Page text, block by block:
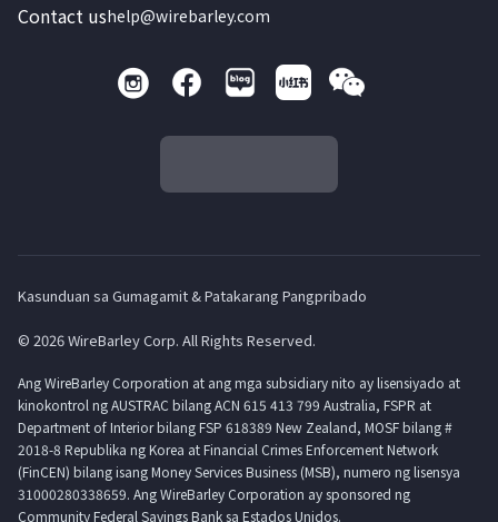
Contact ushelp@wirebarley.com
Kasunduan sa Gumagamit & Patakarang Pangpribado
© 2026 WireBarley Corp. All Rights Reserved.
Ang WireBarley Corporation at ang mga subsidiary nito ay lisensiyado at
kinokontrol ng AUSTRAC bilang ACN 615 413 799 Australia, FSPR at
Department of Interior bilang FSP 618389 New Zealand, MOSF bilang #
2018-8 Republika ng Korea at Financial Crimes Enforcement Network
(FinCEN) bilang isang Money Services Business (MSB), numero ng lisensya
31000280338659. Ang WireBarley Corporation ay sponsored ng
Community Federal Savings Bank sa Estados Unidos.